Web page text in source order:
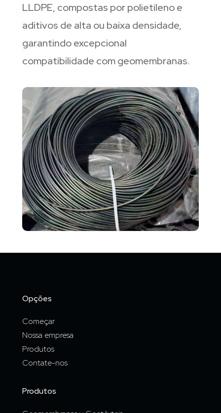
LLDPE, compostas por polietileno e
aditivos de alta ou baixa densidade,
garantindo excepcional
compatibilidade com geomembranas.
Opções
Começar
Nossa empresa
Produtos
Contate-nos
Produtos